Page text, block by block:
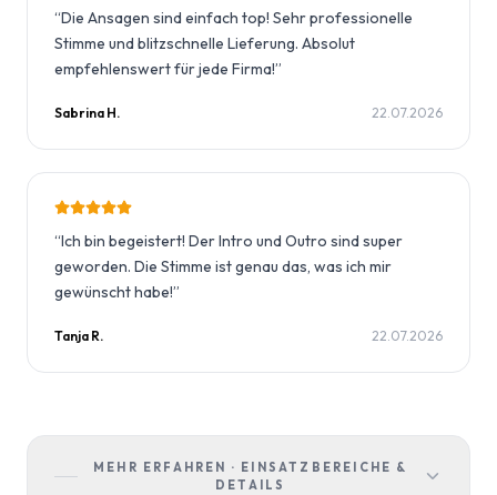
“Die Ansagen sind einfach top! Sehr professionelle
Stimme und blitzschnelle Lieferung. Absolut
empfehlenswert für jede Firma!”
Sabrina H. 22.07.2026
“Ich bin begeistert! Der Intro und Outro sind super
geworden. Die Stimme ist genau das, was ich mir
gewünscht habe!”
Tanja R. 22.07.2026
MEHR ERFAHREN · EINSATZBEREICHE &
DETAILS